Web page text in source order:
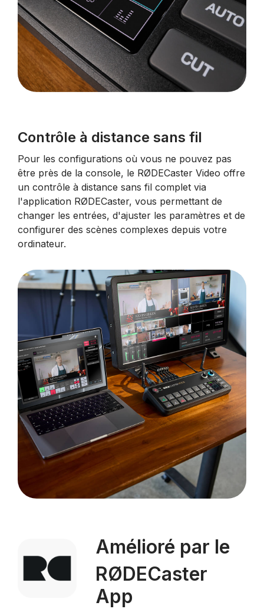
Contrôle à distance sans fil
Pour les configurations où vous ne pouvez pas
être près de la console, le RØDECaster Video offre
un contrôle à distance sans fil complet via
l'application RØDECaster, vous permettant de
changer les entrées, d'ajuster les paramètres et de
configurer des scènes complexes depuis votre
ordinateur.
Amélioré par le
RØDECaster
App